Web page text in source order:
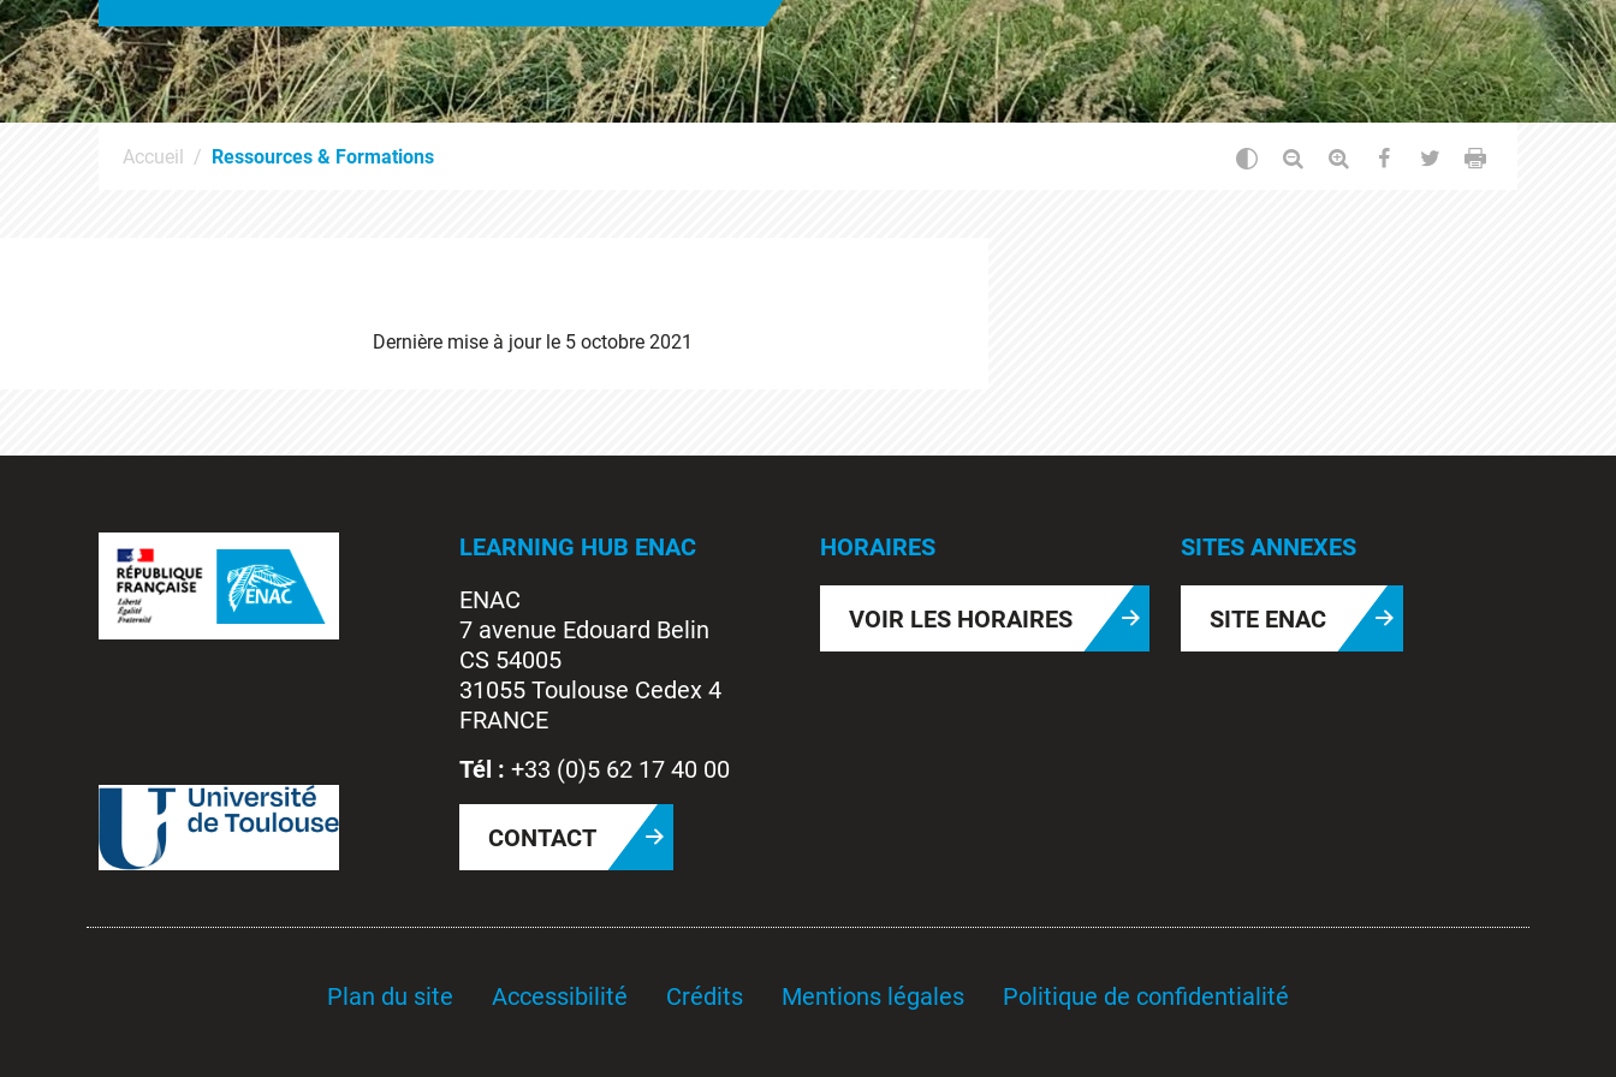
Accueil Ressources & Formations Changer le contraste
Réduire le texte
Agrandir le texte
Partager sur Facebook
Partager sur
Imprimer
Dernière mise à jour le 5 octobre 2021
LEARNING HUB ENAC
ENAC
7 avenue Edouard Belin
CS 54005
31055 Toulouse Cedex 4
FRANCE
Tél : +33 (0)5 62 17 40 00
CONTACT
HORAIRES
VOIR LES HORAIRES
SITES ANNEXES
SITE ENAC
Plan du site Accessibilité Crédits Mentions légales Politique de confidentialité